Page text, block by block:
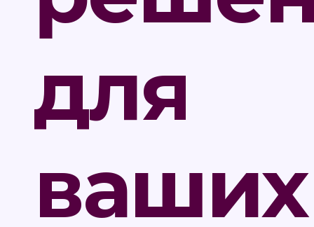
для
ваших